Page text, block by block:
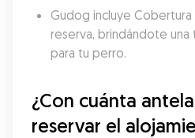
Gudog incluye
reserva, brindándote una
para tu perro.
¿Con cuánta
reservar el